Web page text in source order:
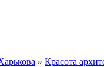
» Красота